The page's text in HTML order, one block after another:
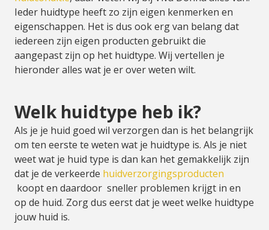
Ieder huidtype heeft zo zijn eigen kenmerken en
eigenschappen. Het is dus ook erg van belang dat
iedereen zijn eigen producten gebruikt die
aangepast zijn op het huidtype. Wij vertellen je
hieronder alles wat je er over weten wilt.
Welk huidtype heb ik?
Als je je huid goed wil verzorgen dan is het belangrijk
om ten eerste te weten wat je huidtype is. Als je niet
weet wat je huid type is dan kan het gemakkelijk zijn
dat je de verkeerde huidverzorgingsproducten
koopt en daardoor sneller problemen krijgt in en
op de huid. Zorg dus eerst dat je weet welke huidtype
jouw huid is.